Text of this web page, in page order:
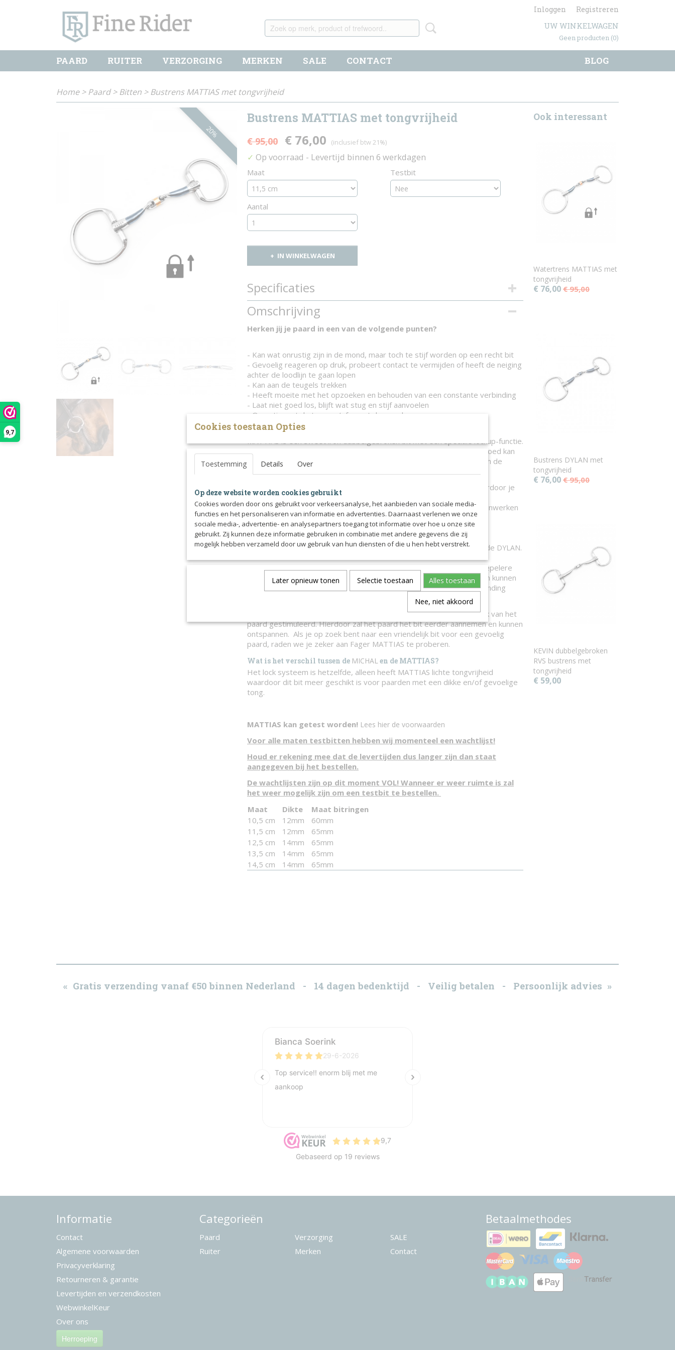
9,7
Inloggen Registreren
UW WINKELWAGEN
Geen producten (0)
BLOG
PAARD RUITER VERZORGING MERKEN SALE CONTACT
Home>Paard>Bitten >Bustrens MATTIAS met tongvrijheid
20%
Bustrens MATTIAS met tongvrijheid
€ 95,00 € 76,00 (inclusief btw 21%)
✓ Op voorraad - Levertijd binnen 6 werkdagen
Maat Testbit
Aantal
IN WINKELWAGEN
Specificaties
Productcode
Omschrijving
Herken jij je paard in een van de volgende punten?
- Kan wat onrustig zijn in de mond, maar toch te stijf worden op een recht bit
- Gevoelig reageren op druk, probeert contact te vermijden of heeft de neiging
achter de loodlijn te gaan lopen
- Kan aan de teugels trekken
- Heeft moeite met het opzoeken en behouden van een constante verbinding
- Laat niet goed los, blijft wat stug en stijf aanvoelen
- Onrustig met de tong en/of opent de mond
- Probeert de tong over het bit te doen
MATTIAS is een sweet iron dubbelgebroken bit met een speciale lockup-functie.
Het mondstuk heeft tongvrijheid maar vergrendelt naar boven, wat goed kan
zijn voor paarden met een laag gehemelte en gevoelige lagen die toch de
Het bit vergrendelt niet naar voren zoals een normaal lockup bit, waardoor je
niet het stijve gevoel krijgt van een ongebroken trens.
Dit bit veranderd dus NIET in een ongebroken trensen blijft gewoon inwerken
als een dubbelgebroken bit.
Dit lock systeem beschermd de lagen en het gehemelte.
Ben je op zoek naar dit type bit zonder lock systeem? Kies dan voor de DYLAN.
De schakels worden van de tong weggedraaid, wat een zachtere, soepelere
druk op de tong geeft. Dit kan goed zijn voor paarden die overdreven kunnen
reageren als je de teugels in handen neemt en een constantere verbinding
Door het gebruik van Sweet iron en koper wordt de speekselaanmaak van het
paard gestimuleerd. Hierdoor zal het paard het bit eerder aannemen en kunnen
ontspannen. Als je op zoek bent naar een vriendelijk bit voor een gevoelig
paard, raden we je zeker aan Fager MATTIAS te proberen.
Wat is het verschil tussen de MICHALen de MATTIAS?
Het lock systeem is hetzelfde, alleen heeft MATTIAS lichte tongvrijheid
waardoor dit bit meer geschikt is voor paarden met een dikke en/of gevoelige
tong.
MATTIAS kan getest worden! Lees hier de voorwaarden
Voor alle maten testbitten hebben wij momenteel een wachtlijst!
Houd er rekening mee dat de levertijden dus langer zijn dan staat
aangegeven bij het bestellen.
De wachtlijsten zijn op dit moment VOL! Wanneer er weer ruimte is zal
het weer mogelijk zijn om een testbit te bestellen.
Maat
Dikte
Maat bitringen
10,5 cm
12mm
60mm
11,5 cm
12mm
65mm
12,5 cm
14mm
65mm
13,5 cm
14mm
65mm
14,5 cm
14mm 65mm
Ook interessant
Watertrens MATTIAS met
tongvrijheid
€ 76,00 € 95,00
Bustrens DYLAN met
tongvrijheid
€ 76,00 € 95,00
KEVIN dubbelgebroken
RVS bustrens met
tongvrijheid
€ 59,00
« Gratis verzending vanaf €50 binnen Nederland - 14 dagen bedenktijd - Veilig betalen - Persoonlijk advies »
Informatie
Contact
Algemene voorwaarden
Privacyverklaring
Retourneren & garantie
Levertijden en verzendkosten
WebwinkelKeur
Over ons
Herroeping
Categorieën
Paard
Ruiter
Verzorging
Merken
SALE
Contact
Betaalmethodes
Cookies toestaan Opties
Toestemming Details Over
Op deze website worden cookies gebruikt
Cookies worden door ons gebruikt voor verkeersanalyse, het aanbieden van sociale media-
functies en het personaliseren van informatie en advertenties. Daarnaast verlenen we onze
sociale media-, advertentie- en analysepartners toegang tot informatie over hoe u onze site
gebruikt. Zij kunnen deze informatie gebruiken in combinatie met andere gegevens die zij
mogelijk hebben verzameld door uw gebruik van hun diensten of die u hen hebt verstrekt.
Later opnieuw tonen Selectie toestaan Alles toestaan
Nee, niet akkoord